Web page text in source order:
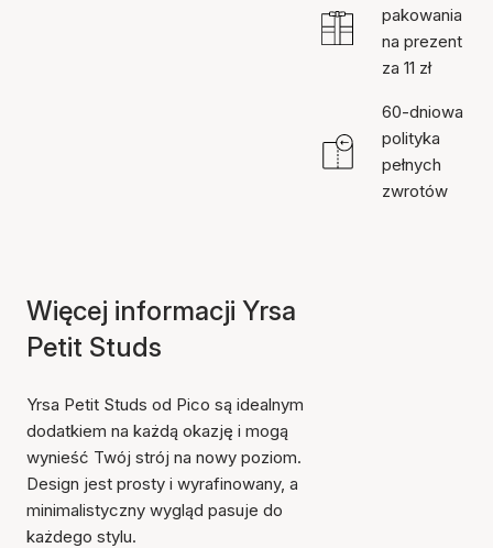
pakowania
na prezent
za 11 zł
60-dniowa
polityka
pełnych
zwrotów
Więcej informacji Yrsa
Petit Studs
Yrsa Petit Studs od Pico są idealnym
dodatkiem na każdą okazję i mogą
wynieść Twój strój na nowy poziom.
Design jest prosty i wyrafinowany, a
minimalistyczny wygląd pasuje do
każdego stylu.